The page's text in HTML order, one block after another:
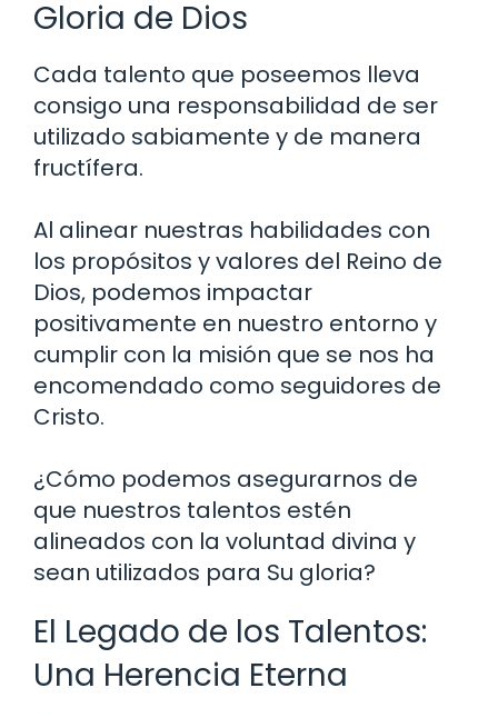
Gloria de Dios
Cada talento que poseemos lleva
consigo una responsabilidad de ser
utilizado sabiamente y de manera
fructífera.
Al alinear nuestras habilidades con
los propósitos y valores del Reino de
Dios, podemos impactar
positivamente en nuestro entorno y
cumplir con la misión que se nos ha
encomendado como seguidores de
Cristo.
¿Cómo podemos asegurarnos de
que nuestros talentos estén
alineados con la voluntad divina y
sean utilizados para Su gloria?
El Legado de los Talentos:
Una Herencia Eterna